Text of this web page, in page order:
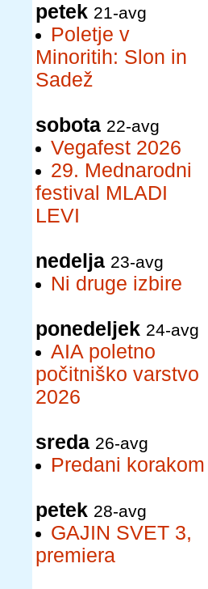
petek 21-avg
Poletje v
Minoritih: Slon in
Sadež
sobota 22-avg
Vegafest 2026
29. Mednarodni
festival MLADI
LEVI
nedelja 23-avg
Ni druge izbire
ponedeljek 24-avg
AIA poletno
počitniško varstvo
2026
sreda 26-avg
Predani korakom
petek 28-avg
GAJIN SVET 3,
premiera